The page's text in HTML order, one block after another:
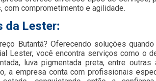
comprometimento e agilidade.
da Lester:
Butantã? Oferecendo soluções
Lester, você encontra serviços como o
luva pigmentada preta, entre outras
a empresa conta com profissionais